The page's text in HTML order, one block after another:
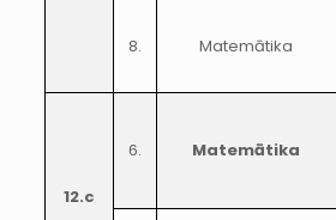
8. Matemātika
12.c
6. Matemātika